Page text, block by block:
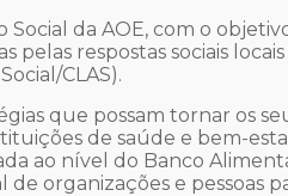
da AOE, com o
pelas respostas sociais
CLAS).
que possam tornar os
de saúde e bem-
ao nível do Banco
organizações e pessoas